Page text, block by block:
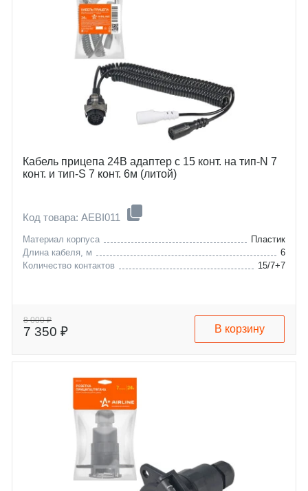
Кабель прицепа 24В адаптер с 15 конт. на тип-N 7
конт. и тип-S 7 конт. 6м (литой)
Код товара: AEBI011
Материал корпуса
Пластик
Длина кабеля, м
6
Количество контактов
15/7+7
8 000 ₽
7 350 ₽ В корзину